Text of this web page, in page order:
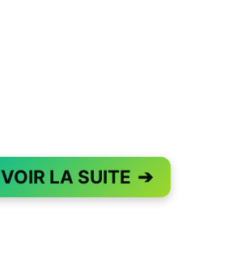
VOIR LA SUITE ➔
PAGE 1 OF 2